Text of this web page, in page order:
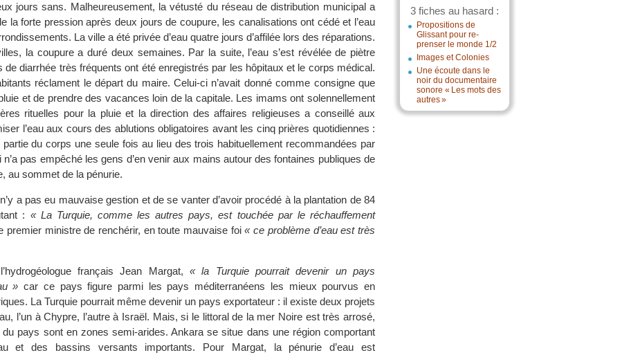
3 fiches au hasard :
Propositions de
Glissant pour re-
prenser le monde 1/2
Images et Colonies
Une écoute dans le
noir du documentaire
sonore « Les mots des
autres »
jours sans. Malheureusement, la vétusté du réseau de distribution municipal a
la forte pression après deux jours de coupure, les canalisations ont cédé et l’eau
La ville a été privée d’eau quatre jours d’affilée lors des réparations.
la coupure a duré deux semaines. Par la suite, l’eau s’est révélée de piètre
de diarrhée très fréquents ont été enregistrés par les hôpitaux et le corps médical.
réclament le départ du maire. Celui-ci n’avait donné comme consigne que
et de prendre des vacances loin de la capitale. Les imams ont solennellement
rituelles pour la pluie et la direction des affaires religieuses a conseillé aux
l’eau aux cours des ablutions obligatoires avant les cinq prières quotidiennes :
du corps une seule fois au lieu des trois habituellement recommandées par
n’a pas empêché les gens d’en venir aux mains autour des fontaines publiques de
au sommet de la pénurie.
a pas eu mauvaise gestion et de se vanter d’avoir procédé à la plantation de 84
: « La Turquie, comme les autres pays, est touchée par le réchauffement
premier ministre de renchérir, en toute mauvaise foi« ce problème d’eau est très
français Jean Margat, « la Turquie pourrait devenir un pays
» car ce pays figure parmi les pays méditerranéens les mieux pourvus en
La Turquie pourrait même devenir un pays exportateur : il existe deux projets
l’un à Chypre, l’autre à Israël. Mais, si le littoral de la mer Noire est très arrosé,
du pays sont en zones semi-arides. Ankara se situe dans une région comportant
et des bassins versants importants. Pour Margat, la pénurie d’eau est